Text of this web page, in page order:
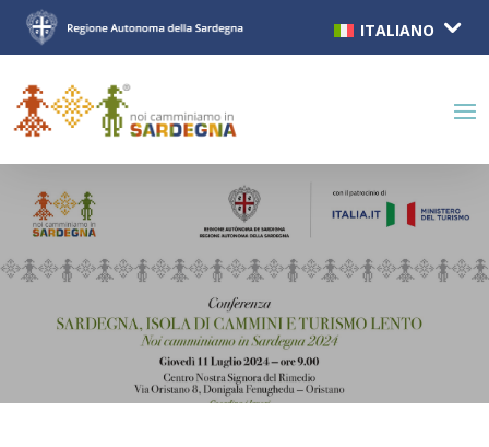
ITALIANO